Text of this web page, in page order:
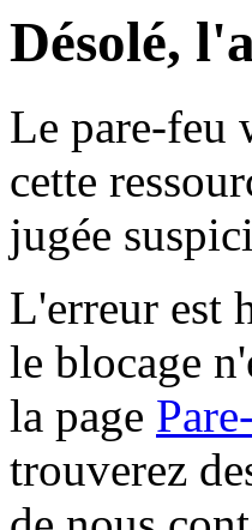
Désolé,
Le pare-feu
cette
jugée
L'erreur est
le blocage
la page
trouverez